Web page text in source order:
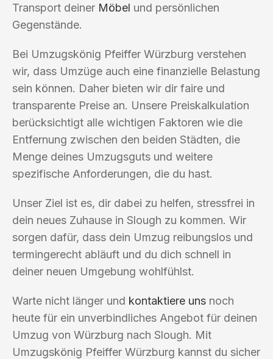
Transport deiner Möbel und persönlichen
Gegenstände.
Bei Umzugskönig Pfeiffer Würzburg verstehen
wir, dass Umzüge auch eine finanzielle Belastung
sein können. Daher bieten wir dir faire und
transparente Preise an. Unsere Preiskalkulation
berücksichtigt alle wichtigen Faktoren wie die
Entfernung zwischen den beiden Städten, die
Menge deines Umzugsguts und weitere
spezifische Anforderungen, die du hast.
Unser Ziel ist es, dir dabei zu helfen, stressfrei in
dein neues Zuhause in Slough zu kommen. Wir
sorgen dafür, dass dein Umzug reibungslos und
termingerecht abläuft und du dich schnell in
deiner neuen Umgebung wohlfühlst.
Warte nicht länger und kontaktiere uns noch
heute für ein unverbindliches Angebot für deinen
Umzug von Würzburg nach Slough. Mit
Umzugskönig Pfeiffer Würzburg kannst du sicher